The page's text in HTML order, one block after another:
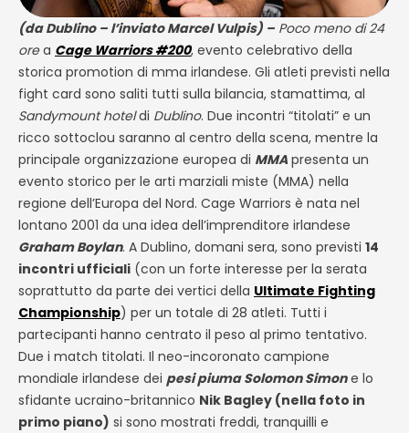
(da Dublino – l’inviato Marcel Vulpis) – Poco meno di 24
orea Cage Warriors #200, evento celebrativo della
storica promotion di mma irlandese. Gli atleti previsti nella
fight card sono saliti tutti sulla bilancia, stamattima, al
Sandymount hoteldi Dublino. Due incontri “titolati” e un
ricco sottoclou saranno al centro della scena, mentre la
principale organizzazione europea di MMA presenta un
evento storico per le arti marziali miste (MMA) nella
regione dell’Europa del Nord. Cage Warriors è nata nel
lontano 2001 da una idea dell’imprenditore irlandese
Graham Boylan. A Dublino, domani sera, sono previsti 14
incontri ufficiali (con un forte interesse per la serata
soprattutto da parte dei vertici della Ultimate Fighting
Championship) per un totale di 28 atleti. Tutti i
partecipanti hanno centrato il peso al primo tentativo.
Due i match titolati. Il neo-incoronato campione
mondiale irlandese dei pesi piuma Solomon Simone lo
sfidante ucraino-britannico Nik Bagley (nella foto in
primo piano) si sono mostrati freddi, tranquilli e